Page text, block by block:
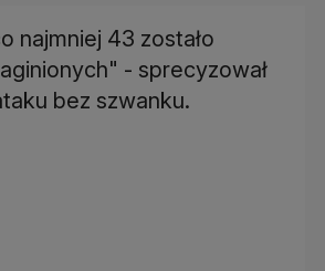
najmniej 43 zostało
- sprecyzował
bez szwanku.